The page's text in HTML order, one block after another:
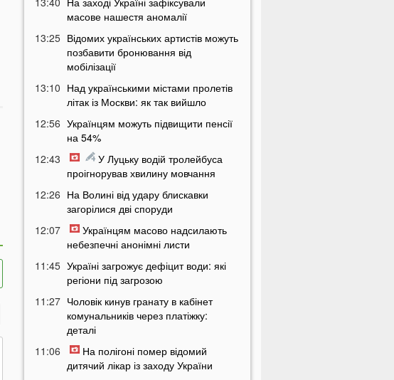
масове нашестя аномалії
13:25 Відомих українських артистів можуть
позбавити бронювання від
мобілізації
13:10 Над українськими містами пролетів
літак із Москви: як так вийшло
12:56 Українцям можуть підвищити пенсії
на 54%
12:43
У Луцьку водій тролейбуса
проігнорував хвилину мовчання
12:26 На Волині від удару блискавки
загорілися дві споруди
12:07
Українцям масово надсилають
небезпечні анонімні листи
11:45 Україні загрожує дефіцит води: які
регіони під загрозою
11:27 Чоловік кинув гранату в кабінет
комунальників через платіжку:
деталі
11:06
На полігоні помер відомий
дитячий лікар із заходу України